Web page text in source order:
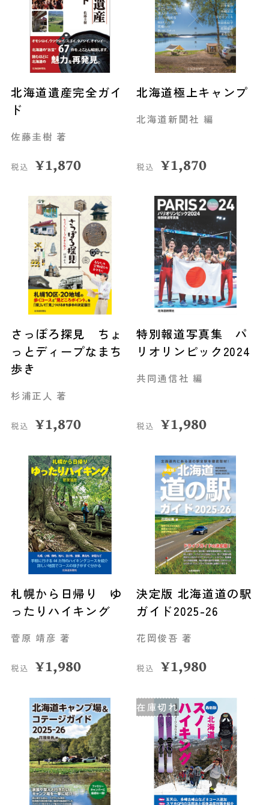
北海道遺産完全ガイ
ド
佐藤圭樹 著
税込 ¥1,870
北海道極上キャンプ
北海道新聞社 編
税込 ¥1,870
さっぽろ探見 ちょ
っとディープなまち
歩き
杉浦正人 著
税込 ¥1,870
特別報道写真集 パ
リオリンピック2024
共同通信社 編
税込 ¥1,980
札幌から日帰り ゆ
ったりハイキング
菅原 靖彦 著
税込 ¥1,980
決定版 北海道道の駅
ガイド2025-26
花岡俊吾 著
税込 ¥1,980
在庫切れ